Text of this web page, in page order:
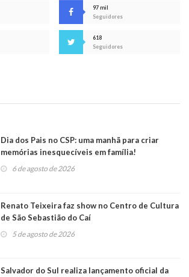
97 mil
Seguidores
618
Seguidores
Dia dos Pais no CSP: uma manhã para criar
memórias inesquecíveis em família!
6 de agosto de 2026
Renato Teixeira faz show no Centro de Cultura
de São Sebastião do Caí
5 de agosto de 2026
Salvador do Sul realiza lançamento oficial da